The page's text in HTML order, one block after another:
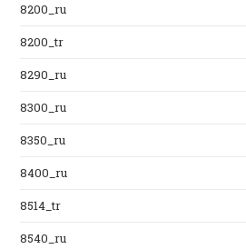
8200_ru
8200_tr
8290_ru
8300_ru
8350_ru
8400_ru
8514_tr
8540_ru